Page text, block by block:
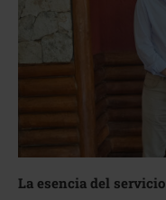
La esencia del servicio